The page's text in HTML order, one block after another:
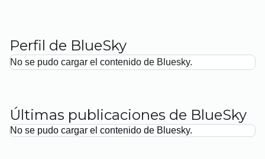
Perfil de BlueSky
No se pudo cargar el contenido de Bluesky.
Últimas publicaciones de BlueSky
No se pudo cargar el contenido de Bluesky.